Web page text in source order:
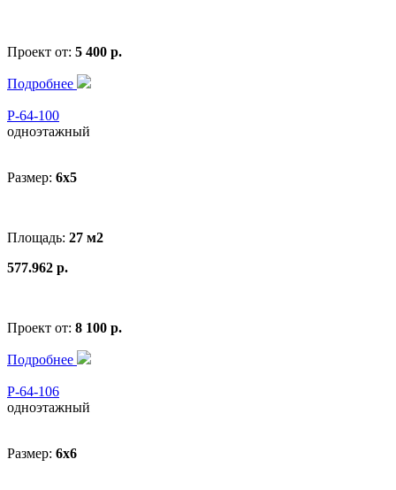
Проект от: 5 400 р.
Подробнее
Р-64-100
одноэтажный
Размер: 6x5
Площадь: 27 м2
577.962 р.
Проект от: 8 100 р.
Подробнее
Р-64-106
одноэтажный
Размер: 6x6